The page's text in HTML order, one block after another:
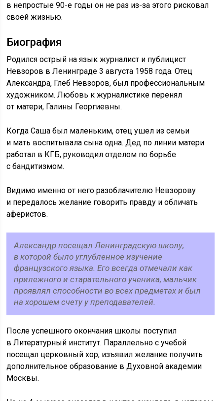
в непростые 90-е годы он не раз из-за этого рисковал
своей жизнью.
Биография
Родился острый на язык журналист и публицист
Невзоров в Ленинграде 3 августа 1958 года. Отец
Александра, Глеб Невзоров, был профессиональным
художником. Любовь к журналистике перенял
от матери, Галины Георгиевны.
Когда Саша был маленьким, отец ушел из семьи
и мать воспитывала сына одна. Дед по линии матери
работал в КГБ, руководил отделом по борьбе
с бандитизмом.
Видимо именно от него разоблачителю Невзорову
и передалось желание говорить правду и обличать
аферистов.
Александр посещал Ленинградскую школу,
в которой было углубленное изучение
французского языка. Его всегда отмечали как
прилежного и старательного ученика, мальчик
проявлял способности во всех предметах и был
на хорошем счету у преподавателей.
После успешного окончания школы поступил
в Литературный институт. Параллельно с учебой
посещал церковный хор, изъявил желание получить
дополнительное образование в Духовной академии
Москвы.